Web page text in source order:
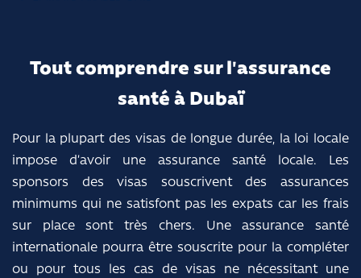
Tout comprendre sur l'assurance
santé à Dubaï
Pour la plupart des visas de longue durée, la loi locale
impose d’avoir une assurance santé locale. Les
sponsors des visas souscrivent des assurances
minimums qui ne satisfont pas les expats car les frais
sur place sont très chers. Une assurance santé
internationale pourra être souscrite pour la compléter
ou pour tous les cas de visas ne nécessitant une